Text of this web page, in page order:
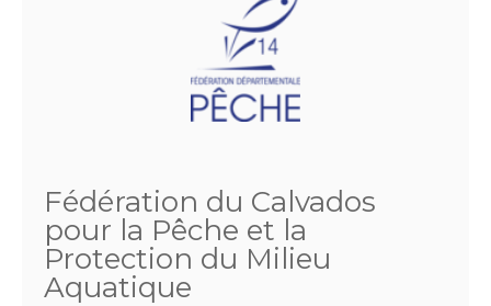
Fédération du Calvados
pour la Pêche et la
Protection du Milieu
Aquatique